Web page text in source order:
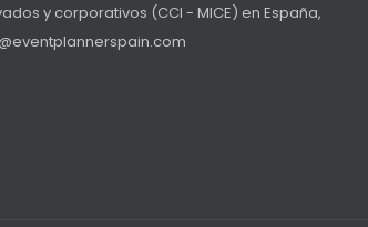
y corporativos (CCI - MICE) en España,